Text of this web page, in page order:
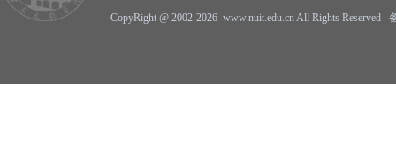
CopyRight @ 2002-2026 www.nuit.edu.cn All Rights Reserved